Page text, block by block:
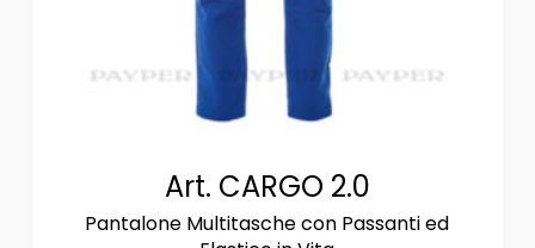
Art. CARGO 2.0
Pantalone Multitasche con Passanti ed